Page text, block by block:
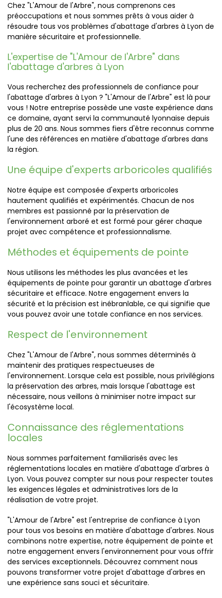
Chez "L'Amour de l'Arbre", nous comprenons ces
préoccupations et nous sommes prêts à vous aider à
résoudre tous vos problèmes d'abattage d'arbres à Lyon de
manière sécuritaire et professionnelle.
L'expertise de "L'Amour de l'Arbre" dans
l'abattage d'arbres à Lyon
Vous recherchez des professionnels de confiance pour
l'abattage d'arbres à Lyon ? "L'Amour de l'Arbre" est là pour
vous ! Notre entreprise possède une vaste expérience dans
ce domaine, ayant servi la communauté lyonnaise depuis
plus de 20 ans. Nous sommes fiers d'être reconnus comme
l'une des références en matière d'abattage d'arbres dans
la région.
Une équipe d'experts arboricoles qualifiés
Notre équipe est composée d'experts arboricoles
hautement qualifiés et expérimentés. Chacun de nos
membres est passionné par la préservation de
l'environnement arboré et est formé pour gérer chaque
projet avec compétence et professionnalisme.
Méthodes et équipements de pointe
Nous utilisons les méthodes les plus avancées et les
équipements de pointe pour garantir un abattage d'arbres
sécuritaire et efficace. Notre engagement envers la
sécurité et la précision est inébranlable, ce qui signifie que
vous pouvez avoir une totale confiance en nos services.
Respect de l'environnement
Chez "L'Amour de l'Arbre", nous sommes déterminés à
maintenir des pratiques respectueuses de
l'environnement. Lorsque cela est possible, nous privilégions
la préservation des arbres, mais lorsque l'abattage est
nécessaire, nous veillons à minimiser notre impact sur
l'écosystème local.
Connaissance des réglementations
locales
Nous sommes parfaitement familiarisés avec les
réglementations locales en matière d'abattage d'arbres à
Lyon. Vous pouvez compter sur nous pour respecter toutes
les exigences légales et administratives lors de la
réalisation de votre projet.
"L'Amour de l'Arbre" est l'entreprise de confiance à Lyon
pour tous vos besoins en matière d'abattage d'arbres. Nous
combinons notre expertise, notre équipement de pointe et
notre engagement envers l'environnement pour vous offrir
des services exceptionnels. Découvrez comment nous
pouvons transformer votre projet d'abattage d'arbres en
une expérience sans souci et sécuritaire.